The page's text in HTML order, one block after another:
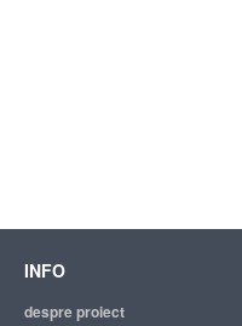
INFO
despre proiect